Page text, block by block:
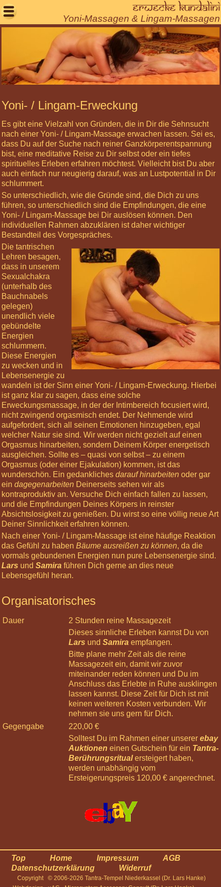
Erwecke Kundalini
Yoni-Massagen & Lingam-Massagen

Yoni- / Lingam-Erweckung
Es gibt eine Vielzahl von Gründen, die in Dir die Sehnsucht
nach einer Yoni- / Lingam-Massage erwachen lassen. Sei es,
dass Du auf der Suche nach reiner Ganzkörperentspannung
bist, eine meditative Reise zu Dir selbst oder ein tiefes
spirituelles Erleben erfahren möchtest. Vielleicht bist Du aber
auch einfach nur neugierig darauf, was an Lustpotential in Dir
schlummert.
So unterschiedlich, wie die Gründe sind, die Dich zu uns
führen, so unterschiedlich sind die Empfindungen, die eine
Yoni- / Lingam-Massage bei Dir auslösen können. Den
individuellen Rahmen abzuklären ist daher wichtiger
Bestandteil des Vorgespräches.
Die tantrischen
Lehren besagen,
dass in unserem
Sexualchakra
(unterhalb des
Bauchnabels
gelegen)
unendlich viele
gebündelte
Energien
schlummern.
Diese Energien
zu wecken und in
Lebensenergie zu
wandeln ist der Sinn einer Yoni- / Lingam-Erweckung. Hierbei
ist ganz klar zu sagen, dass eine solche
Erweckungsmassage, in der der Intimbereich focusiert wird,
nicht zwingend orgasmisch endet. Der Nehmende wird
aufgefordert, sich all seinen Emotionen hinzugeben, egal
welcher Natur sie sind. Wir werden nicht gezielt auf einen
Orgasmus hinarbeiten, sondern Deinem Körper energetisch
ausgleichen. Sollte es – quasi von selbst – zu einem
Orgasmus (oder einer Ejakulation) kommen, ist das
wunderschön. Ein gedankliches darauf hinarbeiten oder gar
ein dagegenarbeiten Deinerseits sehen wir als
kontraproduktiv an. Versuche Dich einfach fallen zu lassen,
und die Empfindungen Deines Körpers in reinster
Absichtslosigkeit zu genießen. Du wirst so eine völlig neue Art
Deiner Sinnlichkeit erfahren können.
Nach einer Yoni- / Lingam-Massage ist eine häufige Reaktion
das Gefühl zu haben Bäume ausreißen zu können, da die
vormals gebundenen Energien nun pure Lebensenergie sind.
Lars und Samira führen Dich gerne an dies neue
Lebensgefühl heran.
Organisatorisches
Dauer
2 Stunden reine Massagezeit
Dieses sinnliche Erleben kannst Du von
Lars und Samira empfangen.
Bitte plane mehr Zeit als die reine
Massagezeit ein, damit wir zuvor
miteinander reden können und Du im
Anschluss das Erlebte in Ruhe ausklingen
lassen kannst. Diese Zeit für Dich ist mit
keinen weiteren Kosten verbunden. Wir
nehmen sie uns gern für Dich.
Gegengabe
220,00 €
Solltest Du im Rahmen einer unserer ebay
Auktionen einen Gutschein für ein Tantra-
Berührungsritualersteigert haben,
werden unabhängig vom
Ersteigerungspreis 120,00 € angerechnet.
Informiere
mich »
Nächste
Highlights
03
Oct
2026
12:00
Basis-
Körperreise:
Die
Chakren
07
Nov
2026
12:00
Körperreise
Tag:
Kopfgefühle
28
Nov
12:00
Körperreise
Tag:
Tag:
Aufrecht
Rücken
und
Seminare
Körperarbeit
&
Yoni-
Massage
Heilungsmassage
Paarmassage
Rücken
in
Balance
Meditationen
Über
uns
Net-
Veda
Tantra
Leben
Gästebuch
Login
Top Home Impressum
AGB
Datenschutzerklärung
Widerruf
Copyright
© 2006-2026 Tantra-Tempel Niederkassel (Dr. Lars Hanke)